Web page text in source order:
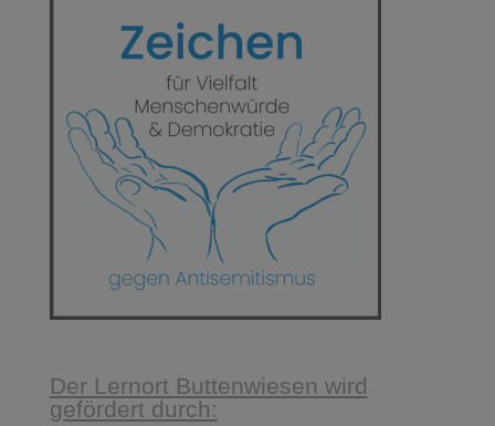
Der Lernort Buttenwiesen wird
gefördert durch: